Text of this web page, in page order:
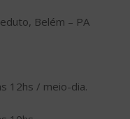
Belém – PA
12hs / meio-dia.